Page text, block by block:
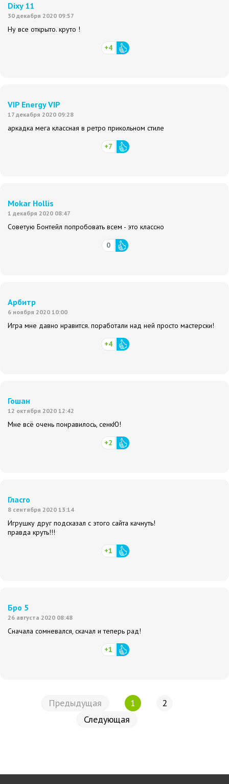
Dixy 11
30 декабря 2020 09:57
Ну все открыто. круто !
+4
VIP Energy VIP
17 декабря 2020 09:28
аркадка мега классная в ретро прикольном стиле
+7
Mokar Hollis
1 декабря 2020 08:47
Советую Бонтейл попробовать всем - это классно
0
Арбитр
6 ноября 2020 10:00
Игра мне давно нравится. поработали над ней просто мастерски!
+4
Гошан
12 октября 2020 12:42
Мне всё очень понравилось, сенкЮ!
+2
Гласго
8 сентября 2020 13:14
Игрушку друг подсказал с этого сайта качнуть!
правда круть!!!
+1
Бро 5
26 августа 2020 08:48
Сначала сомневался, скачал и теперь рад!
+1
Предыдущая 1
2
Следующая